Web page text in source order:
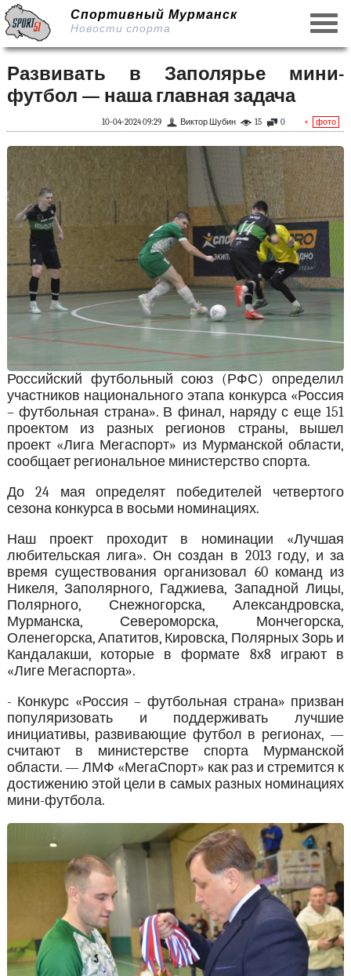
Спортивный Мурманск
Новости спорта
Развивать в Заполярье мини-
футбол — наша главная задача
+ фото
0
15
Виктор Шубин
10-04-2024 09:29
Российский футбольный союз (РФС) определил
участников национального этапа конкурса «Россия
– футбольная страна». В финал, наряду с еще 151
проектом из разных регионов страны, вышел
проект «Лига Мегаспорт» из Мурманской области,
сообщает региональное министерство спорта.
До 24 мая определят победителей четвертого
сезона конкурса в восьми номинациях.
Наш проект проходит в номинации «Лучшая
любительская лига». Он создан в 2013 году, и за
время существования организовал 60 команд из
Никеля, Заполярного, Гаджиева, Западной Лицы,
Полярного, Снежногорска, Александровска,
Мурманска, Североморска, Мончегорска,
Оленегорска, Апатитов, Кировска, Полярных Зорь и
Кандалакши, которые в формате 8х8 играют в
«Лиге Мегаспорта».
- Конкурс «Россия – футбольная страна» призван
популяризовать и поддерживать лучшие
инициативы, развивающие футбол в регионах, —
считают в министерстве спорта Мурманской
области. — ЛМФ «МегаСпорт» как раз и стремится к
достижению этой цели в самых разных номинациях
мини-футбола.